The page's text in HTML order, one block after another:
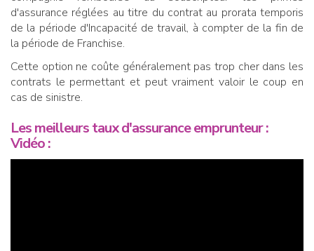
d'assurance réglées au titre du contrat au prorata temporis
de la période d'Incapacité de travail, à compter de la fin de
la période de Franchise.
Cette option ne coûte généralement pas trop cher dans les
contrats le permettant et peut vraiment valoir le coup en
cas de sinistre.
Les meilleurs taux d'assurance emprunteur :
Vidéo :